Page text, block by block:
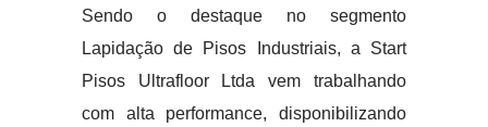
Sendo o destaque no segmento
Lapidação de Pisos Industriais, a Start
Pisos Ultrafloor Ltda vem trabalhando
com alta performance, disponibilizando